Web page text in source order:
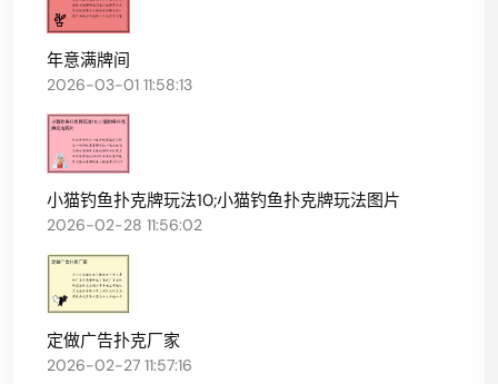
年意满牌间
2026-03-01 11:58:13
小猫钓鱼扑克牌玩法10;小猫钓鱼扑克牌玩法图片
2026-02-28 11:56:02
定做广告扑克厂家
2026-02-27 11:57:16